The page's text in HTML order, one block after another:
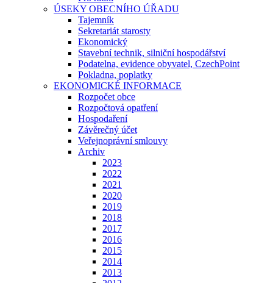
ÚSEKY OBECNÍHO ÚŘADU
Tajemník
Sekretariát starosty
Ekonomický
Stavební technik, silniční hospodářství
Podatelna, evidence obyvatel, CzechPoint
Pokladna, poplatky
EKONOMICKÉ INFORMACE
Rozpočet obce
Rozpočtová opatření
Hospodaření
Závěrečný účet
Veřejnoprávní smlouvy
Archiv
2023
2022
2021
2020
2019
2018
2017
2016
2015
2014
2013